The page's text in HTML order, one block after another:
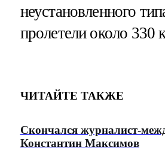
неустановленного
пролетели около 330
ЧИТАЙТЕ ТАКЖЕ
Скончался журналист-
Константин Максимов